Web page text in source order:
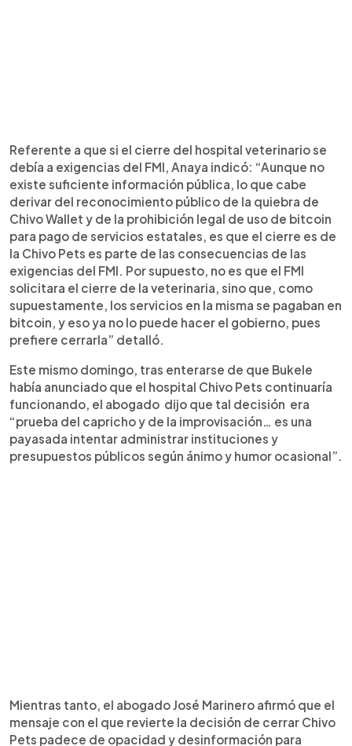
Referente a que si el cierre del hospital veterinario se
debía a exigencias del FMI, Anaya indicó: “Aunque no
existe suficiente información pública, lo que cabe
derivar del reconocimiento público de la quiebra de
Chivo Wallet y de la prohibición legal de uso de bitcoin
para pago de servicios estatales, es que el cierre es de
la Chivo Pets es parte de las consecuencias de las
exigencias del FMI. Por supuesto, no es que el FMI
solicitara el cierre de la veterinaria, sino que, como
supuestamente, los servicios en la misma se pagaban en
bitcoin, y eso ya no lo puede hacer el gobierno, pues
prefiere cerrarla” detalló.
Este mismo domingo, tras enterarse de que Bukele
había anunciado que el hospital Chivo Pets continuaría
funcionando, el abogado dijo que tal decisión era
“prueba del capricho y de la improvisación… es una
payasada intentar administrar instituciones y
presupuestos públicos según ánimo y humor ocasional”.
Mientras tanto, el abogado José Marinero afirmó que el
mensaje con el que revierte la decisión de cerrar Chivo
Pets padece de opacidad y desinformación para